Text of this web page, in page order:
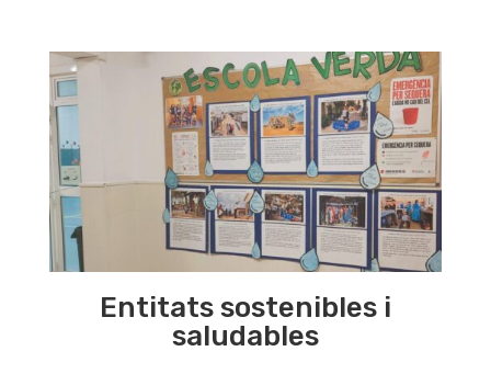
Entitats sostenibles i
saludables